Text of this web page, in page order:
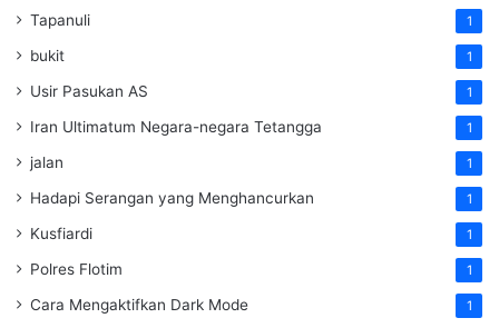
Tapanuli 1
bukit 1
Usir Pasukan AS 1
Iran Ultimatum Negara-negara Tetangga 1
jalan 1
Hadapi Serangan yang Menghancurkan 1
Kusfiardi 1
Polres Flotim 1
Cara Mengaktifkan Dark Mode 1